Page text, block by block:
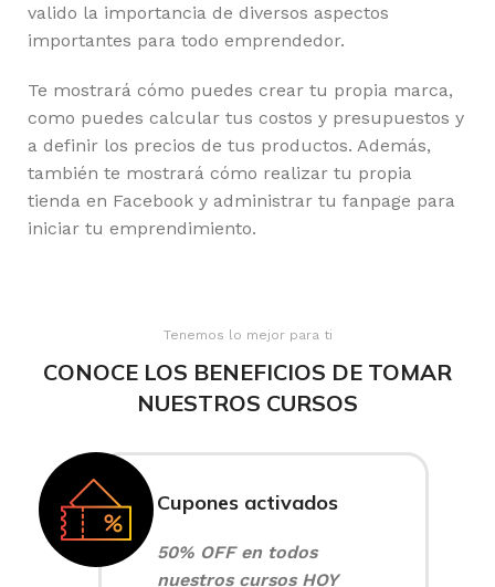
valido la importancia de diversos aspectos
importantes para todo emprendedor.
Te mostrará cómo puedes crear tu propia marca,
como puedes calcular tus costos y presupuestos y
a definir los precios de tus productos. Además,
también te mostrará cómo realizar tu propia
tienda en Facebook y administrar tu fanpage para
iniciar tu emprendimiento.
Tenemos lo mejor para ti
CONOCE LOS BENEFICIOS DE TOMAR
NUESTROS CURSOS
Cupones activados
50% OFF en todos
nuestros cursos HOY